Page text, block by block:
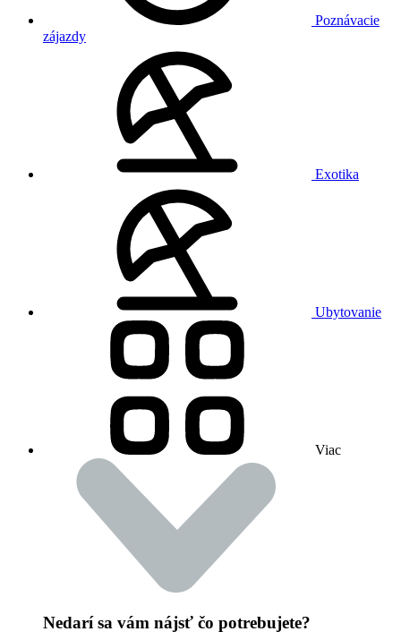
Poznávacie
zájazdy
Exotika
Ubytovanie
Viac
Nedarí sa vám nájsť čo potrebujete?